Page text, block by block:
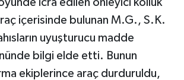
içerisinde bulunan M.G., S.K.
uyuşturucu madde
bilgi elde etti. Bunun
ekiplerince araç durduruldu,